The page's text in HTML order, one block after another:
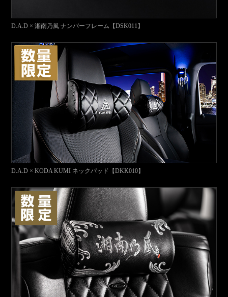
D.A.D × 湘南乃風 ナンバーフレーム【DSK011】
D.A.D × KODA KUMI ネックパッド【DKK010】